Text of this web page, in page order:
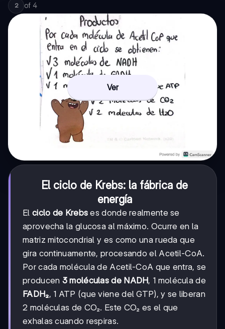
2 of 4
Ver
El ciclo de Krebs: la fábrica de
energía
El ciclo de Krebs es donde realmente se
aprovecha la glucosa al máximo. Ocurre en la
matriz mitocondrial y es como una rueda que
gira continuamente, procesando el Acetil-CoA.
Por cada molécula de Acetil-CoA que entra, se
producen 3 moléculas de NADH, 1 molécula de
FADH₂, 1 ATP (que viene del GTP), y se liberan
2 moléculas de CO₂. Este CO₂ es el que
exhalas cuando respiras.